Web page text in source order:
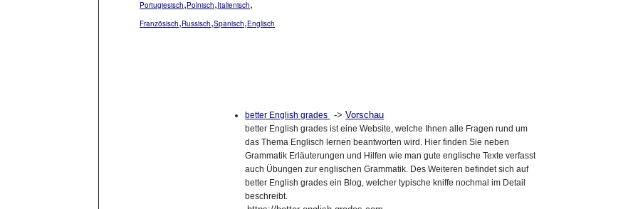
Portugiesisch Polnisch Italienisch
Französisch,Russisch,Spanisch,Englisch
better English grades ->Vorschau
better English grades ist eine Website, welche Ihnen alle Fragen rund um
das Thema Englisch lernen beantworten wird. Hier finden Sie neben
Grammatik Erläuterungen und Hilfen wie man gute englische Texte verfasst
auch Übungen zur englischen Grammatik. Des Weiteren befindet sich auf
better English grades ein Blog, welcher typische kniffe nochmal im Detail
beschreibt.